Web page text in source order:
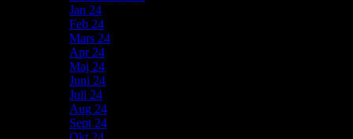
Jan 24
Feb 24
Mars 24
Apr 24
Maj 24
Juni 24
Juli 24
Aug 24
Sept 24